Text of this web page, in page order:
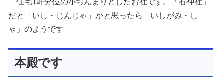
住宅1軒分位の小ぢんまりとしたお社です。「石神社」
だと「いし・じんじゃ」かと思ったら「いしがみ・し
ゃ」のようです
本殿です